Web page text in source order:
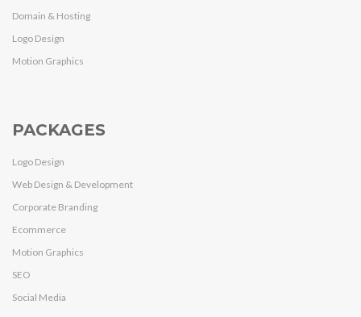
Domain & Hosting
Logo Design
Motion Graphics
PACKAGES
Logo Design
Web Design & Development
Corporate Branding
Ecommerce
Motion Graphics
SEO
Social Media